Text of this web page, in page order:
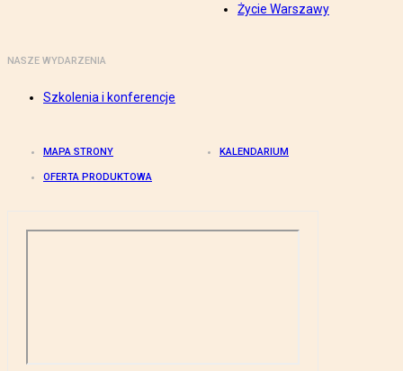
Życie Warszawy
NASZE WYDARZENIA
Szkolenia i konferencje
MAPA STRONY KALENDARIUM
OFERTA PRODUKTOWA